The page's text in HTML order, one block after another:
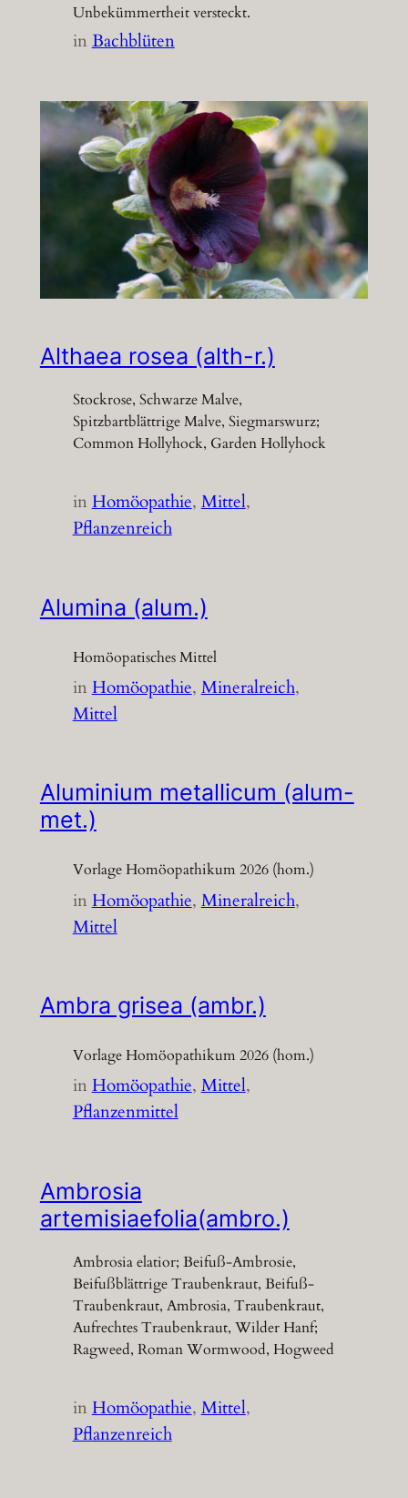
Unbekümmertheit versteckt.
inBachblüten
Althaea rosea (alth-r.)
Stockrose, Schwarze Malve,
Spitzbartblättrige Malve, Siegmarswurz;
Common Hollyhock, Garden Hollyhock
inHomöopathie, Mittel
Pflanzenreich
Alumina (alum.)
Homöopatisches Mittel
inHomöopathie, Mineralreich
Mittel
Aluminium metallicum (alum-
met.)
Vorlage Homöopathikum 2026 (hom.)
inHomöopathie, Mineralreich
Mittel
Ambra grisea (ambr.)
Vorlage Homöopathikum 2026 (hom.)
inHomöopathie, Mittel
Pflanzenmittel
Ambrosia
artemisiaefolia(ambro.)
Ambrosia elatior; Beifuß-Ambrosie,
Beifußblättrige Traubenkraut, Beifuß-
Traubenkraut, Ambrosia, Traubenkraut,
Aufrechtes Traubenkraut, Wilder Hanf;
Ragweed, Roman Wormwood, Hogweed
inHomöopathie, Mittel
Pflanzenreich